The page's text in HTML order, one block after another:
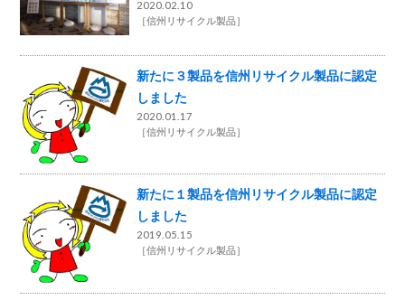
2020.02.10
［信州リサイクル製品］
新たに３製品を信州リサイクル製品に認定
しました
2020.01.17
［信州リサイクル製品］
新たに１製品を信州リサイクル製品に認定
しました
2019.05.15
［信州リサイクル製品］